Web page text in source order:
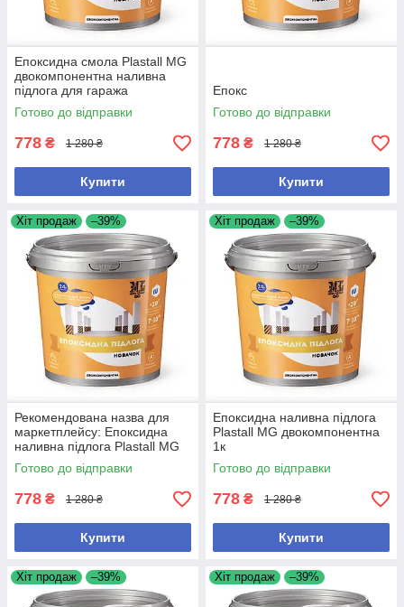
Епоксидна смола Plastall MG
двокомпонентна наливна
підлога для гаража
Готово до відправки
778 ₴ 1 280 ₴
Купити
Епокс
Готово до відправки
778 ₴ 1 280 ₴
Купити
Хіт продаж –39%
Рекомендована назва для
маркетплейсу: Епоксидна
наливна підлога Plastall MG
двокомпонентна для бетону
сіра Чому саме так: -
Готово до відправки
778 ₴ 1 280 ₴
Купити
Хіт продаж –39%
Епоксидна наливна підлога
Plastall MG двокомпонентна
1к
Готово до відправки
778 ₴ 1 280 ₴
Купити
Хіт продаж –39% Хіт продаж –39%